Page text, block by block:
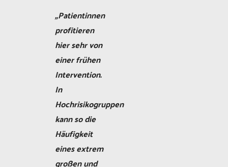
„Patientinnen
profitieren
hier sehr von
einer frühen
Intervention.
In
Hochrisikogruppen
kann so die
Häufigkeit
eines extrem
großen und